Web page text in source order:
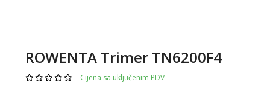
ROWENTA Trimer TN6200F4
Cijena sa uključenim PDV